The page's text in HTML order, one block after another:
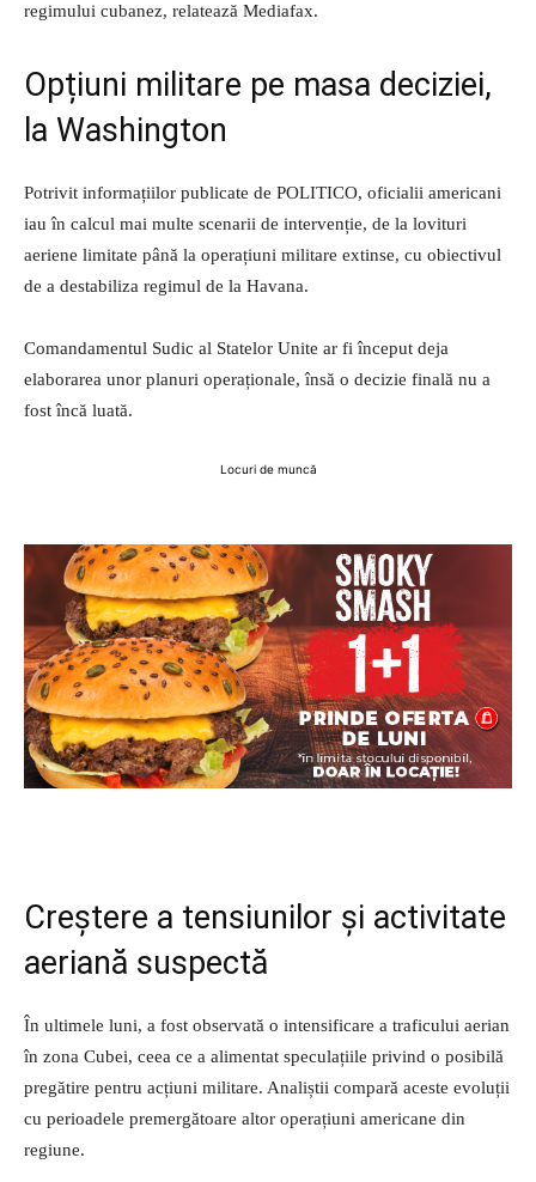
regimului cubanez, relatează Mediafax.
Opțiuni militare pe masa deciziei,
la Washington
Potrivit informațiilor publicate de POLITICO, oficialii americani
iau în calcul mai multe scenarii de intervenție, de la lovituri
aeriene limitate până la operațiuni militare extinse, cu obiectivul
de a destabiliza regimul de la Havana.
Comandamentul Sudic al Statelor Unite ar fi început deja
elaborarea unor planuri operaționale, însă o decizie finală nu a
fost încă luată.
Locuri de muncă
Creștere a tensiunilor și activitate
aeriană suspectă
În ultimele luni, a fost observată o intensificare a traficului aerian
în zona Cubei, ceea ce a alimentat speculațiile privind o posibilă
pregătire pentru acțiuni militare. Analiștii compară aceste evoluții
cu perioadele premergătoare altor operațiuni americane din
regiune.